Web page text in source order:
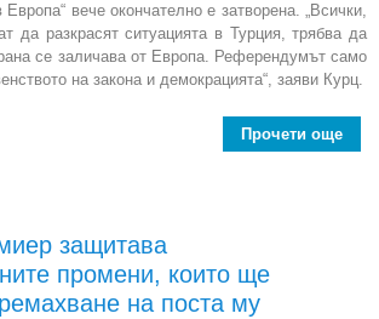
Европа“ вече окончателно е затворена. „Всички,
да разкрасят ситуацията в Турция, трябва да
се заличава от Европа. Референдумът само
на закона и демокрацията“, заяви Курц.
Прочети още
защитава
промени, които ще
на поста му